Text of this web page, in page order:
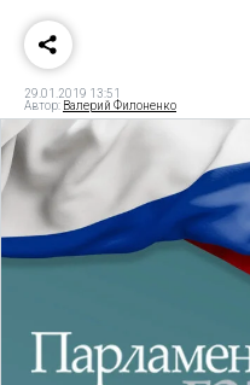
29.01.2019 13:51
Автор: Валерий Филоненко